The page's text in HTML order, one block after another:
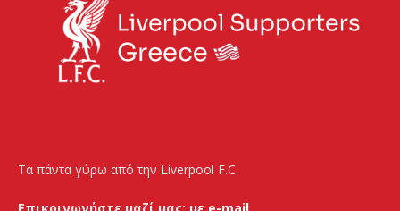
Τα πάντα γύρω από την Liverpool F.C.
Επικοινωνήστε μαζί μας: με e-mail.